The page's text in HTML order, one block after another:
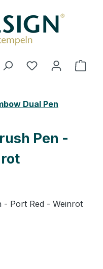
Du hast 0
Dual Pen
Pen -